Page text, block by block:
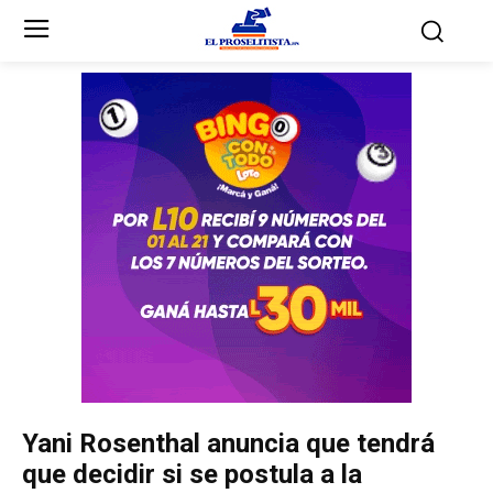
Partidos Políticos
Partido Liberal
Unificación Democrática
Anticorrupción
Partidos Políticos
Partido Liberal
Unificación Democrática
Anticorrupción
Yani Rosenthal anuncia que tendrá
que decidir si se postula a la